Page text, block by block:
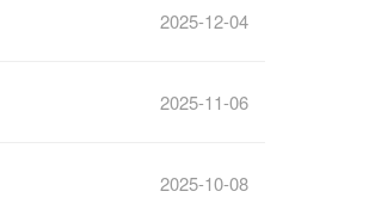
2025-12-04
2025-11-06
2025-10-08